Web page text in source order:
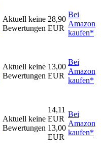
Aktuell keine
Bewertungen
28,90
EUR
Bei
Amazon
kaufen*
Aktuell keine
Bewertungen
13,00
EUR
Bei
Amazon
kaufen*
Aktuell keine
Bewertungen
14,11
EUR
13,00
EUR
Bei
Amazon
kaufen*